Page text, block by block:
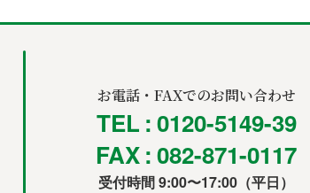
お電話・FAXでのお問い合わせ
TEL : 0120-5149-39
FAX : 082-871-0117
受付時間 9:00〜17:00（平日）